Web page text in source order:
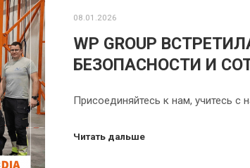
08.01.2026
WP GROUP
БЕЗОПАСНОСТИ И
Присоединяйтесь к нам, учитесь
Читать дальше